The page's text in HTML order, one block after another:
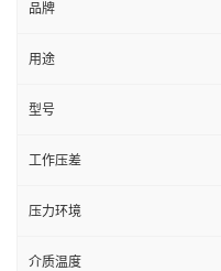
品牌
用途
型号
工作压差
压力环境
介质温度